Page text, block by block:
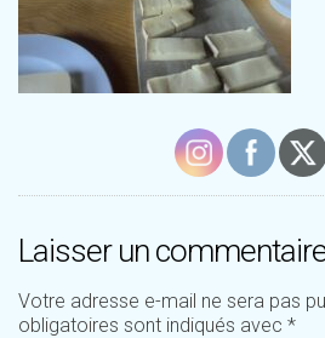
Laisser un
Votre adresse e-mail ne sera pas
obligatoires sont indiqués avec *